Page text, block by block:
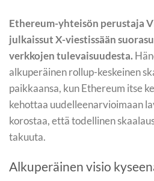
Ethereum-yhteisön perustaja
julkaissut X-viestissään
verkkojen tulevaisuudesta.
alkuperäinen rollup-keskeinen
paikkaansa, kun Ethereum itse
kehottaa uudelleenarvioimaan
korostaa, että todellinen
takuuta.
Alkuperäinen visio